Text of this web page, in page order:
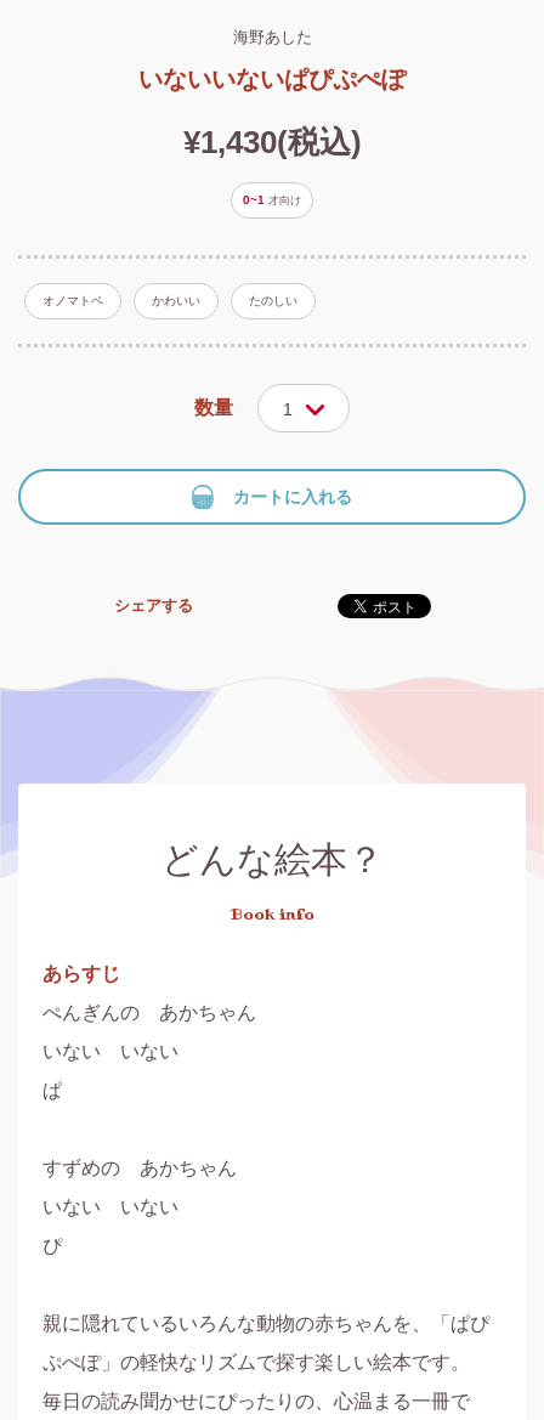
海野あした
いないいないぱぴぷぺぽ
¥1,430(税込)
0~1 才向け
オノマトペ かわいい たのしい
数量 1
カートに入れる
シェアする
どんな絵本？
Book info
あらすじ
ぺんぎんの　あかちゃん
いない　いない
ぱ
すずめの　あかちゃん
いない　いない
ぴ
親に隠れているいろんな動物の赤ちゃんを、「ぱぴ
ぷぺぽ」の軽快なリズムで探す楽しい絵本です。
毎日の読み聞かせにぴったりの、心温まる一冊で